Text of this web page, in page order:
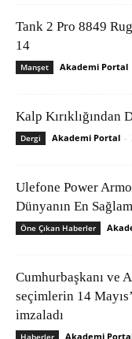
Tank 2 Pro 8849
14
Manşet Akademi Portal
Kalp Kırıklığından
Dergi Akademi Portal -
Ulefone Power
Dünyanın En
Öne Çıkan Haberler
Cumhurbaşkanı ve
seçimlerin 14
imzaladı
Haberler Akademi